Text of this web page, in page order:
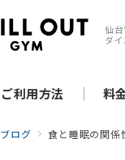
仙
ダ
ご利用方法 料
ブログ 食と睡眠の関係